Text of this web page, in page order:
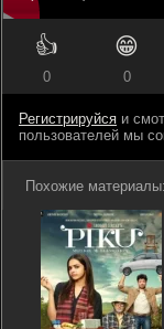
👍
0
😁
0
Регистрируйся и
пользователей мы
Похожие материалы: